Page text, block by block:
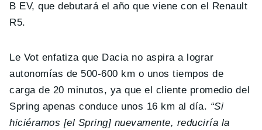
B EV, que debutará el año que viene con el Renault
R5.
Le Vot enfatiza que Dacia no aspira a lograr
autonomías de 500-600 km o unos tiempos de
carga de 20 minutos, ya que el cliente promedio del
Spring apenas conduce unos 16 km al día. “Si
hiciéramos [el Spring] nuevamente, reduciría la